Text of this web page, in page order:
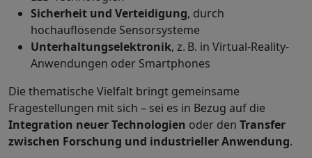
Sicherheit und Verteidigung, durch
hochauflösende Sensorsysteme
Unterhaltungselektronik, z. B. in Virtual-Reality-
Anwendungen oder Smartphones
Die thematische Vielfalt bringt gemeinsame
Fragestellungen mit sich – sei es in Bezug auf die
Integration neuer Technologien oder den Transfer
zwischen Forschung und industrieller Anwendung.